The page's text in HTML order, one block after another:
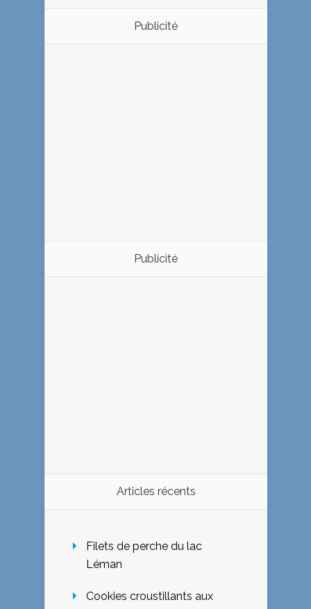
Publicité
Publicité
Articles récents
Filets de perche du lac
Léman
Cookies croustillants aux